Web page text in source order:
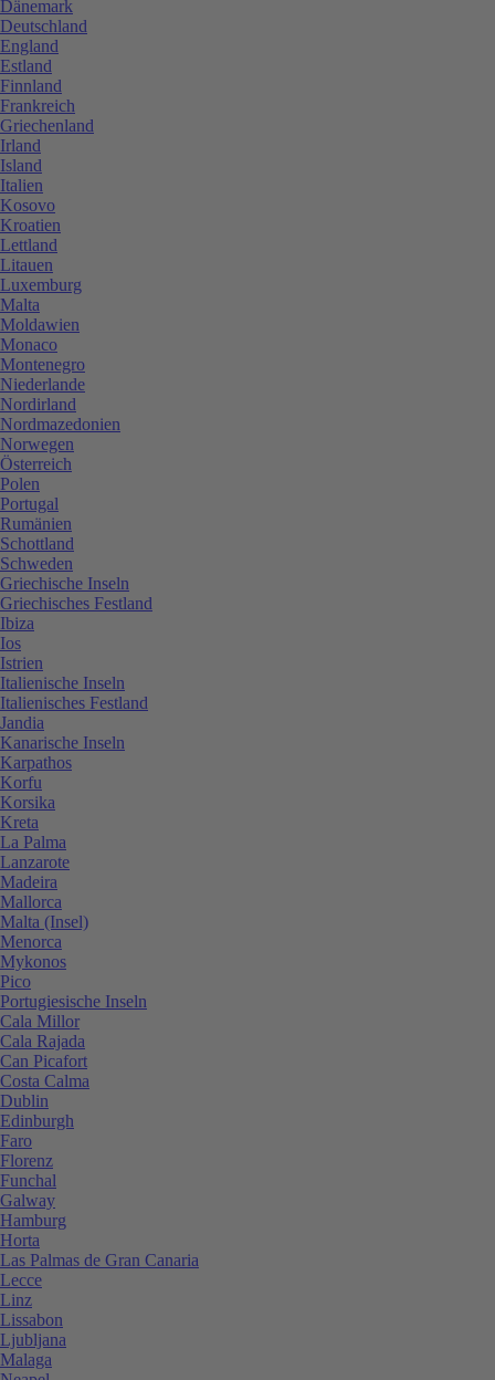
Dänemark
Deutschland
England
Estland
Finnland
Frankreich
Griechenland
Irland
Island
Italien
Kosovo
Kroatien
Lettland
Litauen
Luxemburg
Malta
Moldawien
Monaco
Montenegro
Niederlande
Nordirland
Nordmazedonien
Norwegen
Österreich
Polen
Portugal
Rumänien
Schottland
Schweden
Griechische Inseln
Griechisches Festland
Ibiza
Ios
Istrien
Italienische Inseln
Italienisches Festland
Jandia
Kanarische Inseln
Karpathos
Korfu
Korsika
Kreta
La Palma
Lanzarote
Madeira
Mallorca
Malta (Insel)
Menorca
Mykonos
Pico
Portugiesische Inseln
Cala Millor
Cala Rajada
Can Picafort
Costa Calma
Dublin
Edinburgh
Faro
Florenz
Funchal
Galway
Hamburg
Horta
Las Palmas de Gran Canaria
Lecce
Linz
Lissabon
Ljubljana
Malaga